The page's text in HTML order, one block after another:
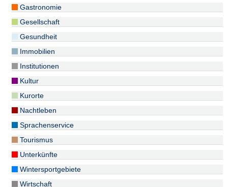
Gastronomie
Gesellschaft
Gesundheit
Immobilien
Institutionen
Kultur
Kurorte
Nachtleben
Sprachenservice
Tourismus
Unterkünfte
Wintersportgebiete
Wirtschaft